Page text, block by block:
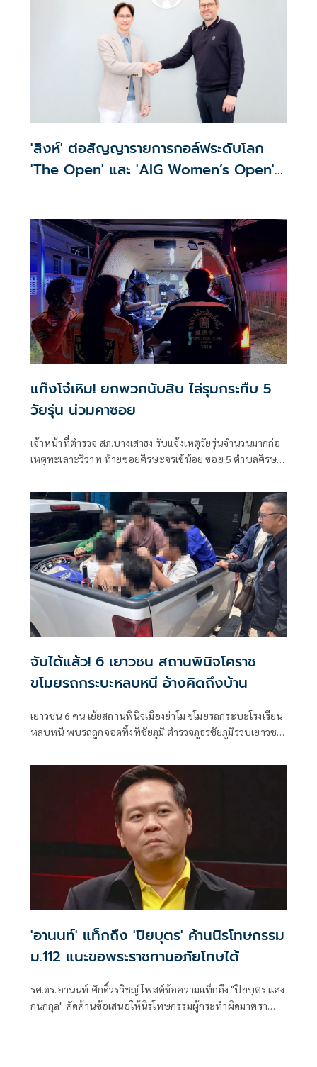
'สิงห์' ต่อสัญญารายการกอล์ฟระดับโลก
'The Open' และ 'AIG Women’s Open'
แก๊งโจ๋เหิม! ยกพวกนับสิบ ไล่รุมกระทืบ 5
วัยรุ่น น่วมคาซอย
เจ้าหน้าที่ตำรวจ สภ.บางเสาธง รับแจ้งเหตุวัยรุ่นจำนวนมากก่อ
เหตุทะเลาะวิวาท ท้ายซอยศีรษะจรเข้น้อย ซอย 5 ตำบลศีรษะ
จับได้แล้ว! 6 เยาวชน สถานพินิจโคราช
ขโมยรถกระบะหลบหนี อ้างคิดถึงบ้าน
เยาวชน 6 คน เย้ยสถานพินิจเมืองย่าโม ขโมยรถกระบะโรงเรียน
หลบหนี พบรถถูกจอดทิ้งที่ชัยภูมิ ตำรวจภูธรชัยภูมิรวบเยาวชน
'อานนท์' แท็กถึง 'ปิยบุตร' ค้านนิรโทษกรรม
ม.112 แนะขอพระราชทานอภัยโทษได้
รศ.ดร.อานนท์ ศักดิ์วรวิชญ์ โพสต์ข้อความแท็กถึง "ปิยบุตร แสง
กนกกุล" คัดค้านข้อเสนอให้นิรโทษกรรมผู้กระทำผิดมาตรา